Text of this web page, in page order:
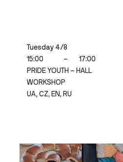
Tuesday 4/8
15:00
–
17:00
PRIDE YOUTH – HALL
WORKSHOP
UA, CZ, EN, RU